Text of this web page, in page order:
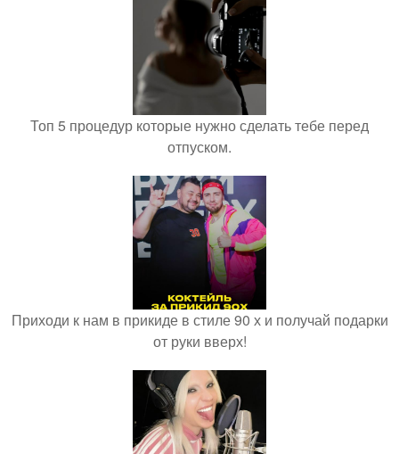
Топ 5 процедур которые нужно сделать тебе перед
отпуском.
Приходи к нам в прикиде в стиле 90 х и получай подарки
от руки вверх!